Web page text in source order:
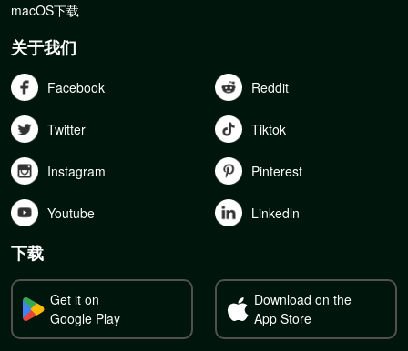
macOS下载
关于我们
Facebook Reddit
Twitter Tiktok
Instagram Pinterest
Youtube Linkedln
下载
Get it on
Google Play
Download on the
App Store